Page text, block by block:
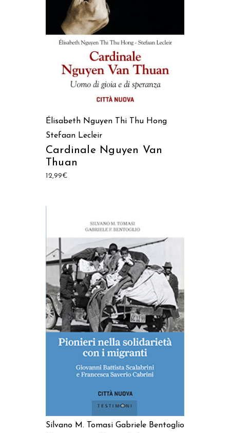
AGGIUNGI AL CARRELLO
Élisabeth Nguyen Thi Thu Hong
Stefaan Lecleir
Cardinale Nguyen Van
Thuan
12,99€
AGGIUNGI AL CARRELLO
Silvano M. Tomasi Gabriele Bentoglio